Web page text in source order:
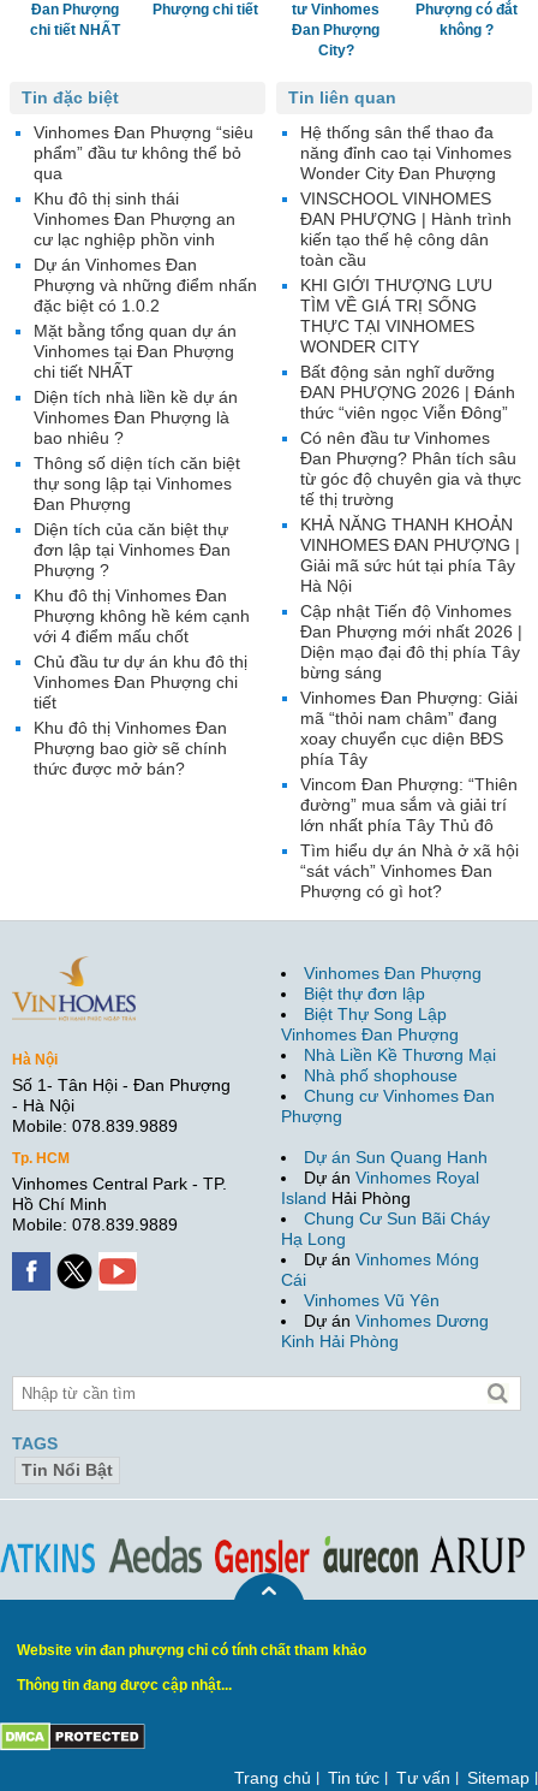
Đan Phượng
chi tiết NHẤT
Phượng chi tiết
tư Vinhomes
Đan Phượng
City?
Phượng có đắt
không ?
Tin liên quan
Hệ thống sân thể thao đa
năng đỉnh cao tại Vinhomes
Wonder City Đan Phượng
VINSCHOOL VINHOMES
ĐAN PHƯỢNG | Hành trình
kiến tạo thế hệ công dân
toàn cầu
KHI GIỚI THƯỢNG LƯU
TÌM VỀ GIÁ TRỊ SỐNG
THỰC TẠI VINHOMES
WONDER CITY
Bất động sản nghĩ dưỡng
ĐAN PHƯỢNG 2026 | Đánh
thức “viên ngọc Viễn Đông”
Có nên đầu tư Vinhomes
Đan Phượng? Phân tích sâu
từ góc độ chuyên gia và thực
tế thị trường
KHẢ NĂNG THANH KHOẢN
VINHOMES ĐAN PHƯỢNG |
Giải mã sức hút tại phía Tây
Hà Nội
Cập nhật Tiến độ Vinhomes
Đan Phượng mới nhất 2026 |
Diện mạo đại đô thị phía Tây
bừng sáng
Vinhomes Đan Phượng: Giải
mã “thỏi nam châm” đang
xoay chuyển cục diện BĐS
phía Tây
Vincom Đan Phượng: “Thiên
đường” mua sắm và giải trí
lớn nhất phía Tây Thủ đô
Tìm hiểu dự án Nhà ở xã hội
“sát vách” Vinhomes Đan
Phượng có gì hot?
Tin đặc biệt
Vinhomes Đan Phượng “siêu
phẩm” đầu tư không thể bỏ
qua
Khu đô thị sinh thái
Vinhomes Đan Phượng an
cư lạc nghiệp phồn vinh
Dự án Vinhomes Đan
Phượng và những điểm nhấn
đặc biệt có 1.0.2
Mặt bằng tổng quan dự án
Vinhomes tại Đan Phượng
chi tiết NHẤT
Diện tích nhà liền kề dự án
Vinhomes Đan Phượng là
bao nhiêu ?
Thông số diện tích căn biệt
thự song lập tại Vinhomes
Đan Phượng
Diện tích của căn biệt thự
đơn lập tại Vinhomes Đan
Phượng ?
Khu đô thị Vinhomes Đan
Phượng không hề kém cạnh
với 4 điểm mấu chốt
Chủ đầu tư dự án khu đô thị
Vinhomes Đan Phượng chi
tiết
Khu đô thị Vinhomes Đan
Phượng bao giờ sẽ chính
thức được mở bán?
Hà Nội
Số 1- Tân Hội - Đan Phượng
- Hà Nội
Mobile: 078.839.9889
Tp. HCM
Vinhomes Central Park - TP.
Hồ Chí Minh
Mobile: 078.839.9889
Vinhomes Đan Phượng
Biệt thự đơn lập
Biệt Thự Song Lập
Vinhomes Đan Phượng
Nhà Liền Kề Thương Mại
Nhà phố shophouse
Chung cư Vinhomes Đan
Phượng
Dự án Sun Quang Hanh
Dự án Vinhomes Royal
Island Hải Phòng
Chung Cư Sun Bãi Cháy
Hạ Long
Dự án Vinhomes Móng
Cái
Vinhomes Vũ Yên
Dự án Vinhomes Dương
Kinh Hải Phòng
TAGS
Tin Nổi Bật
Website vin đan phượng chỉ có tính chất tham khảo
Thông tin đang được cập nhật...
Trang chủ Tin tức Tư vấn Sitemap